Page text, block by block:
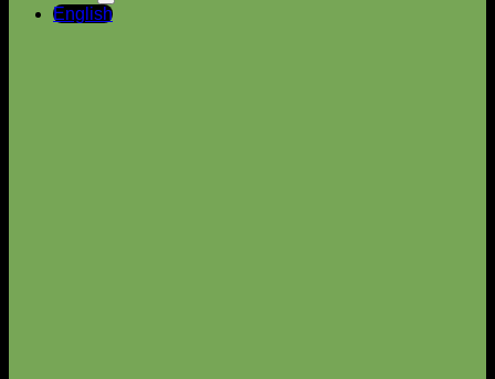
English